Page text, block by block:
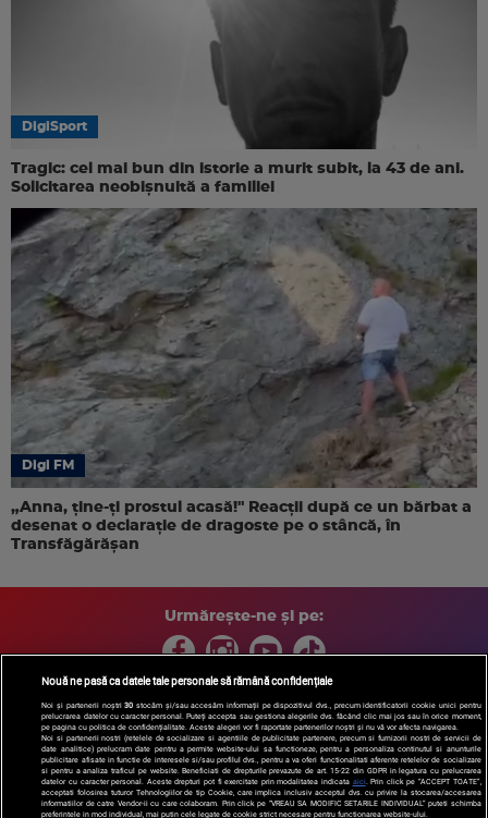
DigiSport
Tragic: cel mai bun din istorie a murit subit, la 43 de ani.
Solicitarea neobișnuită a familiei
Digi FM
„Anna, ţine-ţi prostul acasă!" Reacţii după ce un bărbat a
desenat o declaraţie de dragoste pe o stâncă, în
Transfăgărăşan
Urmărește-ne și pe:
Copyright © 2026 / DIGI ROMANIA S.A.
Arhiva
Comunicate de presă Politica de confidentialitate
Termeni
si conditii
Gestionați preferințele| Contact/Info Codul etic
Nouă ne pasă ca datele tale personale să rămână confidențiale
Noi și partenerii noștri30 stocăm și/sau accesăm informații pe dispozitivul dvs., precum identificatorii cookie unici pentru
prelucrarea datelor cu caracter personal. Puteți accepta sau gestiona alegerile dvs. făcând clic mai jos sau în orice moment,
pe pagina cu politica de confidențialitate. Aceste alegeri vor fi raportate partenerilor noștri și nu vă vor afecta navigarea.
Noi si partenerii nostri (retelele de socializare si agentiile de publicitate partenere, precum si furnizorii nostri de servicii de
date analitice) prelucram date pentru a permite website-ului sa functioneze, pentru a personaliza continutul si anunturile
publicitare afisate in functie de interesele si/sau profilul dvs., pentru a va oferi functionalitati aferente retelelor de socializare
si pentru a analiza traficul pe website. Beneficiati de drepturile prevazute de art. 15-22 din GDPR in legatura cu prelucrarea
datelor cu caracter personal. Aceste drepturi pot fi exercitate prin modalitatea indicata aici. Prin click pe “ACCEPT TOATE”,
acceptati folosirea tuturor Tehnologiilor de tip Cookie, care implica inclusiv acceptul dvs. cu privire la stocarea/accesarea
informatiilor de catre Vendor-ii cu care colaboram. Prin click pe “VREAU SA MODIFIC SETARILE INDIVIDUAL” puteti schimba
preferintele in mod individual, mai putin cele legate de cookie strict necesare pentru functionarea website-ului.